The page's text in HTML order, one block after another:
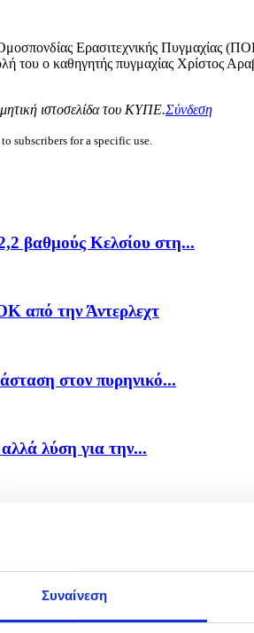
Συναίνεση
Ερασιτεχνικής Πυγμαχίας
του ο καθηγητής πυγμαχίας Χρίστος
ιστοσελίδα του ΚΥΠΕ.Σύνδεση
subscribers for a specific use.
βαθμούς Κελσίου στη...
από την Άντερλεχτ
στον πυρηνικό...
λύση για την...
στην Αφρική...